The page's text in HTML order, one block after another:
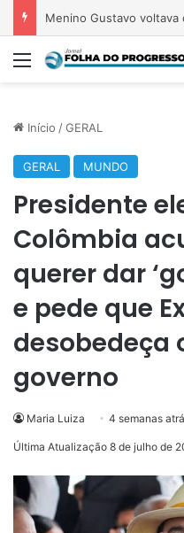
Menu
Início /GERAL
GERAL MUNDO
Presidente
Colômbia
querer dar
e pede que
desobedeça
governo
Maria Luiza 4 semanas
Última Atualização 8 de julho de